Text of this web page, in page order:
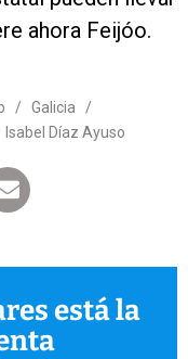
ahora Feijóo.
/ Galicia
/
Isabel Díaz Ayuso
está la